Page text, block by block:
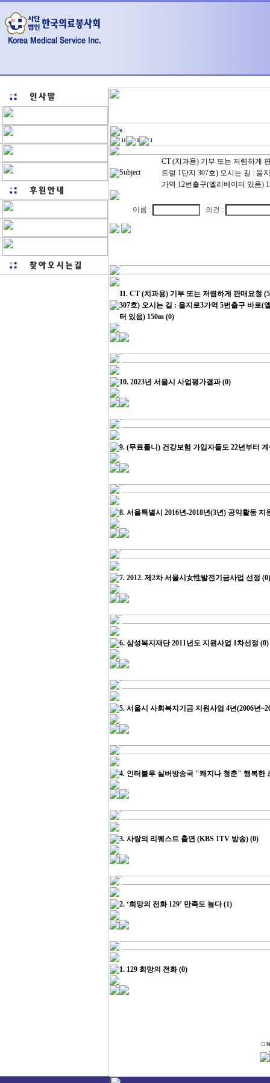
0
11
1 1
Subject
CT (치과용) 기부 또는 저렴하게
트럴 1단지 307호) 오시는 길 : 을
가역 12번출구(엘리베이터 있음)
이름 : 의견 :
11. CT (치과용) 기부 또는 저렴하게 판매요청
307호) 오시는 길 : 을지로3가역 5번출구 바로(
터 있음) 150m(0)
10. 2023년 서울시 사업평가결과(0)
9. (무료틀니) 건강보험 가입자들도 22년부터
8. 서울특별시 2016년-2018년(3년) 공익활동 지
7. 2012. 제2차 서울시女性발전기금사업 선정 (0)
6. 삼성복지재단 2011년도 지원사업 1차선정 (0)
5. 서울시 사회복지기금 지원사업 4년(2006년
4. 인터불루 실버방송국 "쾌지나 청춘" 행복한
3. 사랑의 리퀘스트 출연 (KBS 1TV 방송)(0)
2. ‘희망의 전화 129’ 만족도 높다(1)
1. 129 희망의 전화(0)